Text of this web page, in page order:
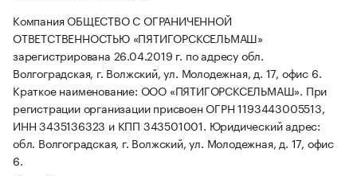
Компания ОБЩЕСТВО С ОГРАНИЧЕННОЙ
ОТВЕТСТВЕННОСТЬЮ «ПЯТИГОРСКСЕЛЬМАШ»
зарегистрирована 26.04.2019 г. по адресу обл.
Волгоградская, г. Волжский, ул. Молодежная, д. 17, офис 6.
Краткое наименование: ООО «ПЯТИГОРСКСЕЛЬМАШ». При
регистрации организации присвоен ОГРН 1193443005513,
ИНН 3435136323 и КПП 343501001. Юридический адрес:
обл. Волгоградская, г. Волжский, ул. Молодежная, д. 17, офис
6.